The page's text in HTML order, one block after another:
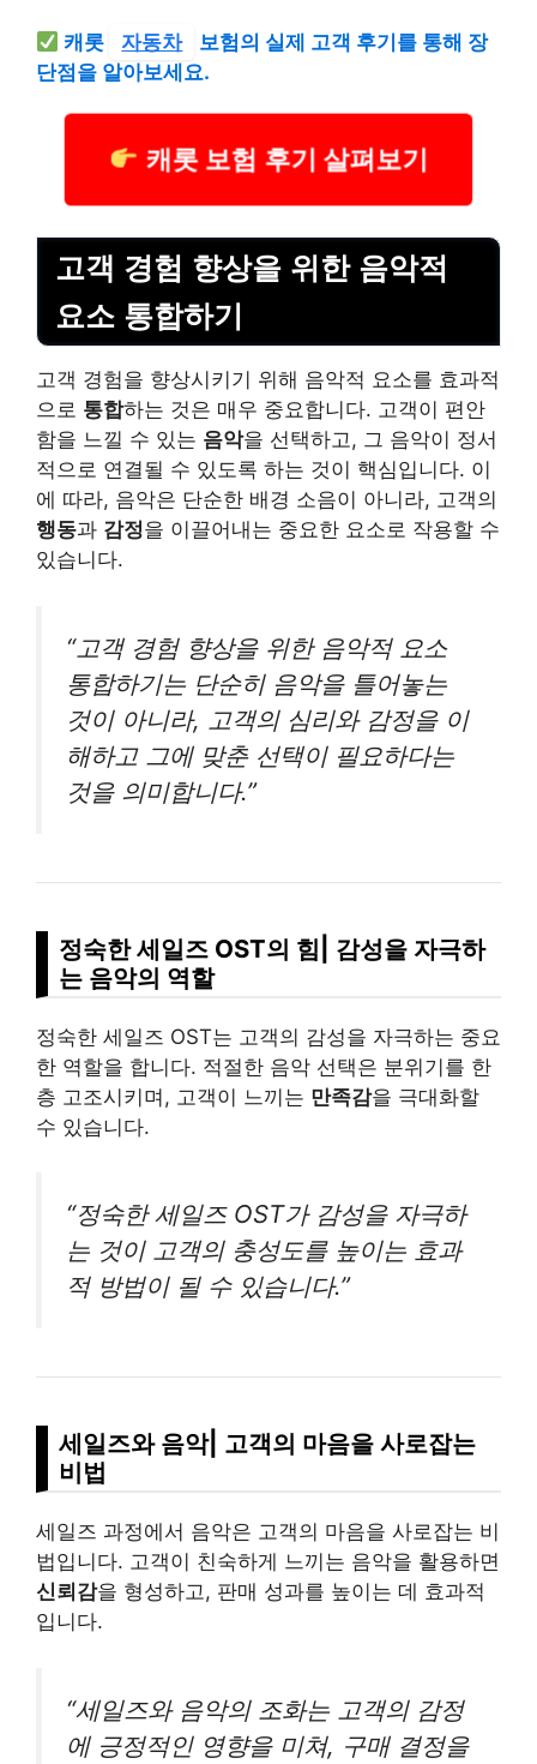
캐롯 자동차
보험의 실제 고객 후기를 통해 장
단점을 알아보세요.
캐롯 보험 후기 살펴보기
고객 경험 향상을 위한 음악적
요소 통합하기
고객 경험을 향상시키기 위해 음악적 요소를 효과적
으로 통합하는 것은 매우 중요합니다. 고객이 편안
함을 느낄 수 있는 음악을 선택하고, 그 음악이 정서
적으로 연결될 수 있도록 하는 것이 핵심입니다. 이
에 따라, 음악은 단순한 배경 소음이 아니라, 고객의
행동과 감정을 이끌어내는 중요한 요소로 작용할 수
있습니다.
“고객 경험 향상을 위한 음악적 요소
통합하기는 단순히 음악을 틀어놓는
것이 아니라, 고객의 심리와 감정을 이
해하고 그에 맞춘 선택이 필요하다는
것을 의미합니다.”
정숙한 세일즈 OST의 힘| 감성을 자극하
는 음악의 역할
정숙한 세일즈 OST는 고객의 감성을 자극하는 중요
한 역할을 합니다. 적절한 음악 선택은 분위기를 한
층 고조시키며, 고객이 느끼는 만족감을 극대화할
수 있습니다.
“정숙한 세일즈 OST가 감성을 자극하
는 것이 고객의 충성도를 높이는 효과
적 방법이 될 수 있습니다.”
세일즈와 음악| 고객의 마음을 사로잡는
비법
세일즈 과정에서 음악은 고객의 마음을 사로잡는 비
법입니다. 고객이 친숙하게 느끼는 음악을 활용하면
신뢰감을 형성하고, 판매 성과를 높이는 데 효과적
입니다.
“세일즈와 음악의 조화는 고객의 감정
에 긍정적인 영향을 미쳐, 구매 결정을